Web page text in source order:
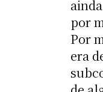
por
Por
era